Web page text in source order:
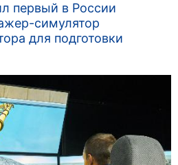
первый в России
симулятор
для подготовки